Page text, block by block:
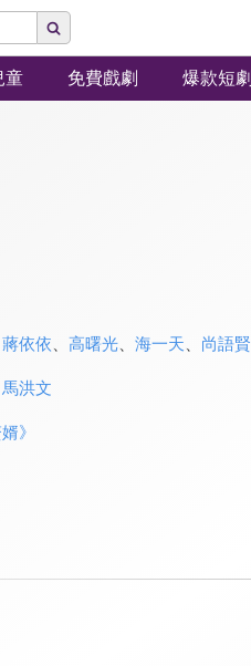
童 免費戲劇 爆款短劇
蔣依依 高曙光、 海一天 尚語賢
馬洪文
》